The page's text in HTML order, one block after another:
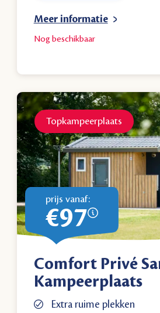
Nog beschikbaar
Meer informatie
Topkampeerplaats
prijs vanaf:
€97
Comfort Privé
Kampeerplaats
Extra ruime plekken